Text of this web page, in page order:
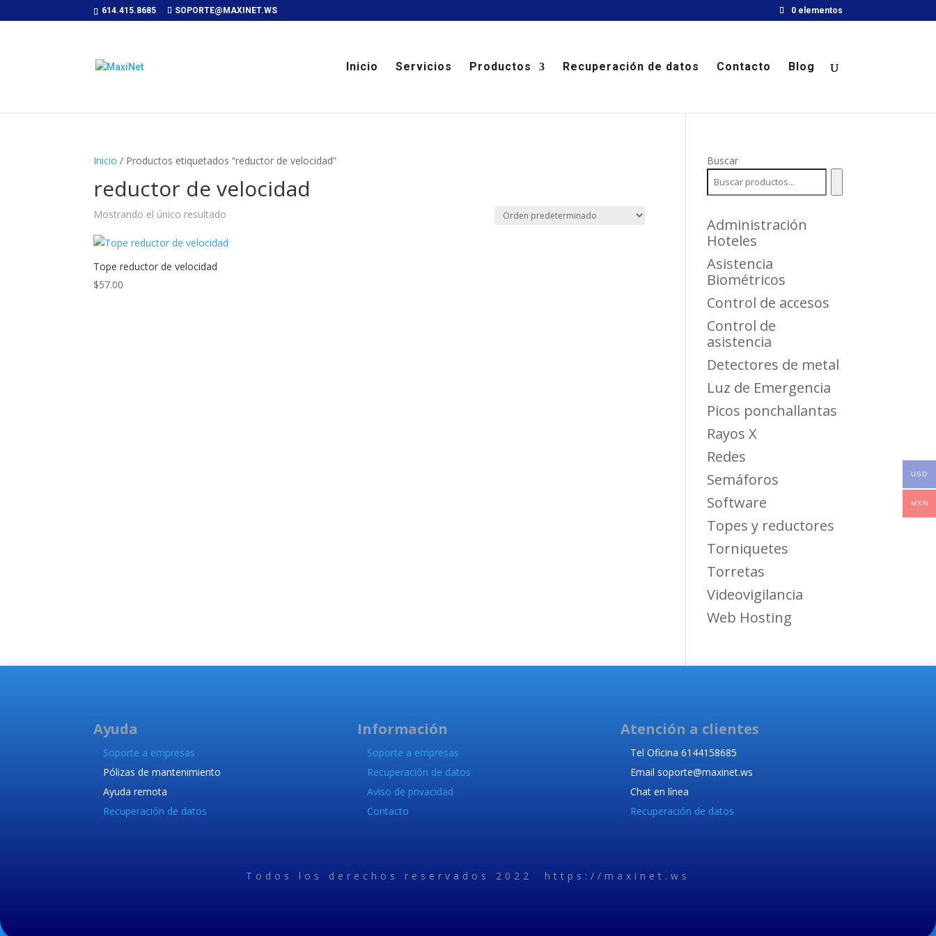
614.415.8685 SOPORTE@MAXINET.WS 0 elementos
Inicio Servicios Productos Recuperación de datos Contacto Blog
Inicio / Productos etiquetados “reductor de velocidad”
reductor de velocidad
Mostrando el único resultado
Tope reductor de velocidad
$57.00
Buscar
Administración
Hoteles
Asistencia
Biométricos
Control de accesos
Control de
asistencia
Detectores de metal
Luz de Emergencia
Picos ponchallantas
Rayos X
Redes
Semáforos
Software
Topes y reductores
Torniquetes
Torretas
Videovigilancia
Web Hosting
Ayuda
Soporte a empresas
Pólizas de mantenimiento
Ayuda remota
Recuperación de datos
Información
Soporte a empresas
Recuperación de datos
Aviso de privacidad
Contacto
Atención a clientes
Tel Oficina 6144158685
Email soporte@maxinet.ws
Chat en línea
Recuperación de datos
Todos los derechos reservados 2022 https://maxinet.ws
USD
MXN